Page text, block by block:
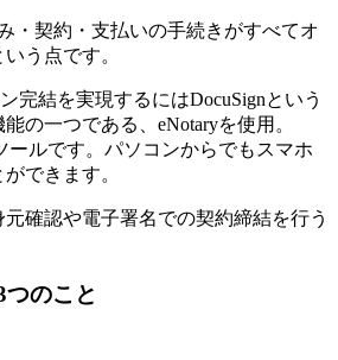
・契約・支払いの手続きがすべてオ
う点です。
完結を実現するにはDocuSignという
の一つである、eNotaryを使用。
ールです。パソコンからでもスマホ
できます。
確認や電子署名での契約締結を行う
のこと